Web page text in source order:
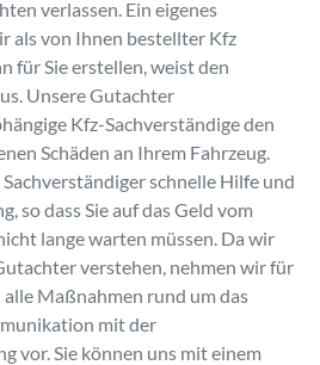
verlassen. Ein eigenes
als von Ihnen bestellter Kfz
für Sie erstellen, weist den
Unsere Gutachter
Kfz-Sachverständige den
Schäden an Ihrem Fahrzeug.
schnelle Hilfe und
so dass Sie auf das Geld vom
lange warten müssen. Da wir
verstehen, nehmen wir für
Maßnahmen rund um das
mit der
vor. Sie können uns mit einem